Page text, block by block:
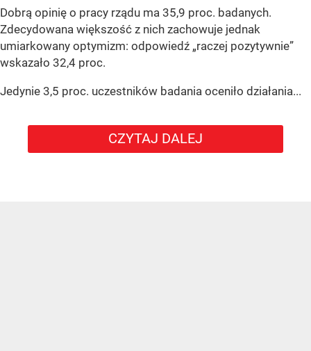
Dobrą opinię o pracy rządu ma 35,9 proc. badanych.
Zdecydowana większość z nich zachowuje jednak
umiarkowany optymizm: odpowiedź „raczej pozytywnie”
wskazało 32,4 proc.
Jedynie 3,5 proc. uczestników badania oceniło działania...
CZYTAJ DALEJ